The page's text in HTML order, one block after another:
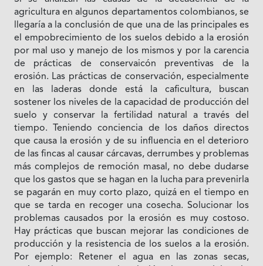
agricultura en algunos departamentos colombianos, se
llegaría a la conclusión de que una de las principales es
el empobrecimiento de los suelos debido a la erosión
por mal uso y manejo de los mismos y por la carencia
de prácticas de conservaicón preventivas de la
erosión. Las prácticas de conservación, especialmente
en las laderas donde está la caficultura, buscan
sostener los niveles de la capacidad de producción del
suelo y conservar la fertilidad natural a través del
tiempo. Teniendo conciencia de los daños directos
que causa la erosión y de su influencia en el deterioro
de las fincas al causar cárcavas, derrumbes y problemas
más complejos de remoción masal, no debe dudarse
que los gastos que se hagan en la lucha para prevenirla
se pagarán en muy corto plazo, quizá en el tiempo en
que se tarda en recoger una cosecha. Solucionar los
problemas causados por la erosión es muy costoso.
Hay prácticas que buscan mejorar las condiciones de
producción y la resistencia de los suelos a la erosión.
Por ejemplo: Retener el agua en las zonas secas,